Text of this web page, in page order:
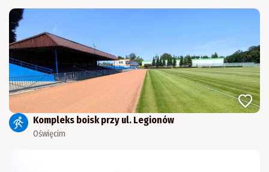
Kompleks boisk przy ul. Legionów
Oświęcim